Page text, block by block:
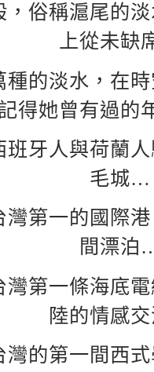
，俗稱滬尾的
上從未缺
種的淡水，在
得她曾有過的
班牙人與荷蘭
毛城…
灣第一的國際
間漂泊
灣第一條海底
陸的情感
灣的第一間西